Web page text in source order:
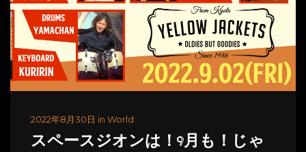
2022年8月30日 in World
スペースジオンは！9月も！じゃ